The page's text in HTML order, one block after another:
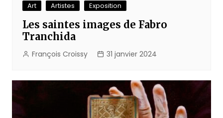
Art Artistes Exposition
Les saintes images de Fabro
Tranchida
François Croissy 31 janvier 2024